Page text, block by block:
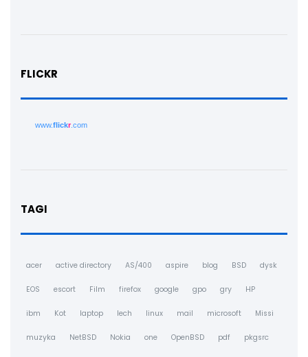
FLICKR
www.flickr.com
TAGI
acer active directory AS/400 aspire blog BSD dysk
EOS escort Film firefox google gpo gry HP
ibm Kot laptop lech linux mail microsoft Missi
muzyka NetBSD Nokia one OpenBSD pdf pkgsrc